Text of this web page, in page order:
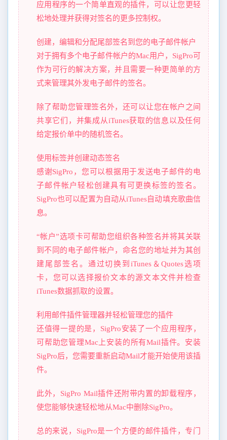
应用程序的一个简单直观的插件，可以让您更轻
松地处理并获得对签名的更多控制权。
创建，编辑和分配尾部签名到您的电子邮件帐户
对于拥有多个电子邮件帐户的Mac用户，SigPro可
作为可行的解决方案，并且需要一种更简单的方
式来管理其外发电子邮件的签名。
除了帮助您管理签名外，还可以让您在帐户之间
共享它们，并集成从iTunes获取的信息以及任何
给定报价单中的随机签名。
使用标签并创建动态签名
感谢SigPro，您可以根据用于发送电子邮件的电
子邮件帐户轻松创建具有可更换标签的签名。
SigPro也可以配置为自动从iTunes自动填充歌曲信
息。
“帐户”选项卡可帮助您组织各种签名并将其关联
到不同的电子邮件帐户，命名您的地址并为其创
建尾部签名。通过切换到iTunes＆Quotes选项
卡，您可以选择报价文本的源文本文件并检查
iTunes数据抓取的设置。
利用邮件插件管理器并轻松管理您的插件
还值得一提的是，SigPro安装了一个应用程序，
可帮助您管理Mac上安装的所有Mail插件。安装
SigPro后，您需要重新启动Mail才能开始使用该插
件。
此外，SigPro Mail插件还附带内置的卸载程序，
使您能够快速轻松地从Mac中删除SigPro。
总的来说，SigPro是一个方便的邮件插件，专门